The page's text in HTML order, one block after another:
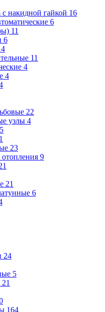
накидной гайкой 16
6
11
6
11
4
4
22
узлы 4
23
9
21
6
24
5
21
164